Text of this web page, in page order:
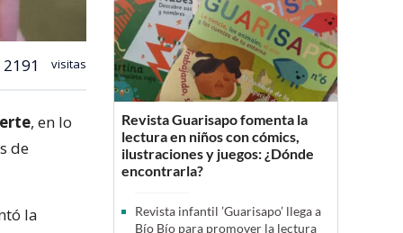
2191 visitas
, en lo
de
la
Revista Guarisapo fomenta la
lectura en niños con cómics,
ilustraciones y juegos: ¿Dónde
encontrarla?
Revista infantil ’Guarisapo’ llega a
Bío Bío para promover la lectura